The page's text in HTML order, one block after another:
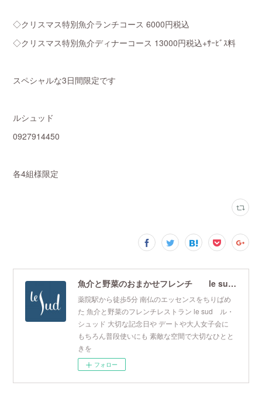
◇クリスマス特別魚介ランチコース 6000円税込
◇クリスマス特別魚介ディナーコース 13000円税込+ｻｰﾋﾞｽ料
スペシャルな3日間限定です
ルシュッド
0927914450
各4組様限定
魚介と野菜のおまかせフレンチ le sud ル・シュッド
薬院駅から徒歩5分 南仏のエッセンスをちりばめ
た 魚介と野菜のフレンチレストラン le sud ル・
シュッド 大切な記念日や デートや大人女子会に
もちろん普段使いにも 素敵な空間で大切なひとと
きを
フォロー